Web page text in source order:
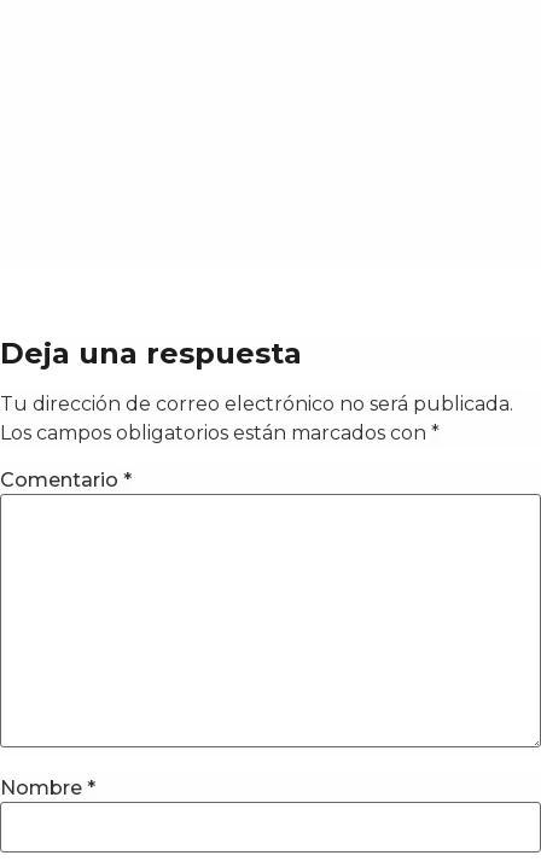
Deja una respuesta
Tu dirección de correo electrónico no será publicada.
Los campos obligatorios están marcados con *
Comentario *
Nombre *